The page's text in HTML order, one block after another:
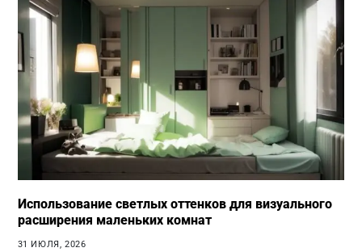
Использование светлых оттенков для визуального
расширения маленьких комнат
31 ИЮЛЯ, 2026